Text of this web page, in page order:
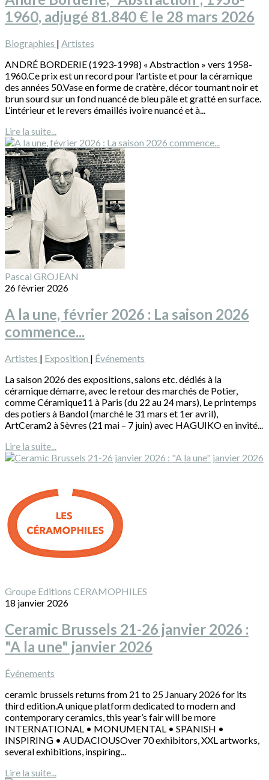
1960, adjugé 81.840 € le 28 mars 2026
Biographies | Artistes
ANDRÉ BORDERIE (1923-1998) « Abstraction » vers 1958-
1960.Ce prix est un record pour l'artiste et pour la céramique
des années 50.Vase en forme de cratère, décor tournant noir et
brun sourd sur un fond nuancé de bleu pâle et gratté en surface.
L’intérieur et le revers émaillés ivoire nuancé et à...
Lire la suite...
Pascal GROJEAN
26 février 2026
A la une, février 2026 : La saison 2026
commence...
Artistes | Exposition | Événements
La saison 2026 des expositions, salons etc. dédiés à la
céramique démarre, avec le retour des marchés de Potier,
comme Céramique11 à Paris (du 22 au 24 mars), Le printemps
des potiers à Bandol (marché le 31 mars et 1er avril),
ArtCeram2 à Sèvres (21 mai – 7 juin) avec HAGUIKO en invité...
Lire la suite...
Groupe Editions CERAMOPHILES
18 janvier 2026
Ceramic Brussels 21-26 janvier 2026 :
"A la une" janvier 2026
Événements
ceramic brussels returns from 21 to 25 January 2026 for its
third edition.A unique platform dedicated to modern and
contemporary ceramics, this year’s fair will be more
INTERNATIONAL • MONUMENTAL • SPANISH •
INSPIRING • AUDACIOUSOver 70 exhibitors, XXL artworks,
several exhibitions, inspiring...
Lire la suite...